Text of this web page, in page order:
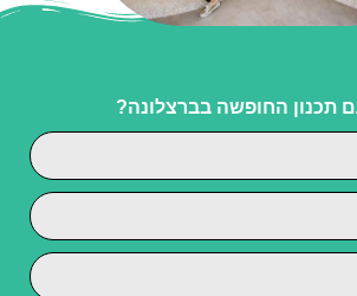
תכנון החופשה בברצלונה?